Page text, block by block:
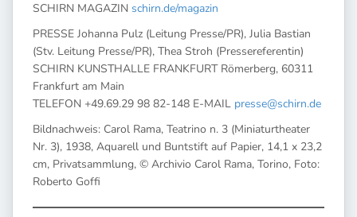
SCHIRN MAGAZIN schirn.de/magazin
PRESSE Johanna Pulz (Leitung Presse/PR), Julia Bastian
(Stv. Leitung Presse/PR), Thea Stroh (Pressereferentin)
SCHIRN KUNSTHALLE FRANKFURT Römerberg, 60311
Frankfurt am Main
TELEFON +49.69.29 98 82-148 E-MAIL presse@schirn.de
Bildnachweis: Carol Rama, Teatrino n. 3 (Miniaturtheater
Nr. 3), 1938, Aquarell und Buntstift auf Papier, 14,1 x 23,2
cm, Privatsammlung, © Archivio Carol Rama, Torino, Foto:
Roberto Goffi